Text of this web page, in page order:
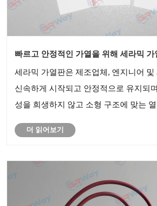
빠르고 안정적인 가열을 위해 세라믹 가
세라믹 가열판은 제조업체, 엔지니어
신속하게 시작되고 안정적으로 유지되
성을 희생하지 않고 소형 구조에 맞는
더 읽어보기